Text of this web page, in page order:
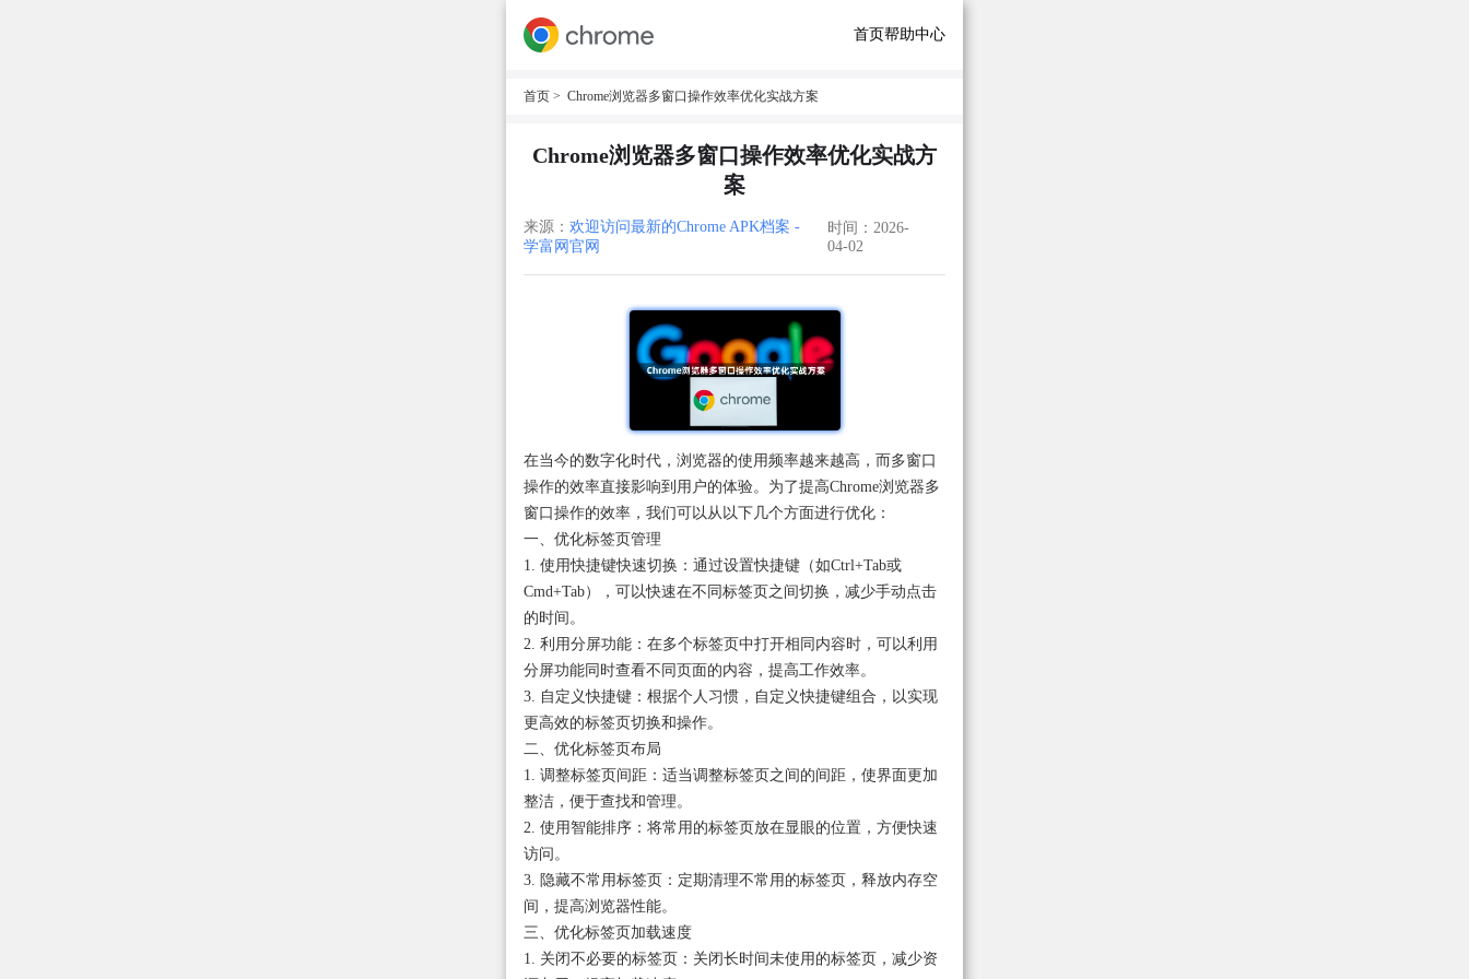
首页帮助中心
首页 > Chrome浏览器多窗口操作效率优化实战方案
Chrome浏览器多窗口操作效率优化实战方
案
来源： 欢迎访问最新的Chrome APK档案 -
学富网官网
时间：2026-
04-02
在当今的数字化时代，浏览器的使用频率越来越高，而多窗口
操作的效率直接影响到用户的体验。为了提高Chrome浏览器多
窗口操作的效率，我们可以从以下几个方面进行优化：
一、优化标签页管理
1. 使用快捷键快速切换：通过设置快捷键（如Ctrl+Tab或
Cmd+Tab），可以快速在不同标签页之间切换，减少手动点击
的时间。
2. 利用分屏功能：在多个标签页中打开相同内容时，可以利用
分屏功能同时查看不同页面的内容，提高工作效率。
3. 自定义快捷键：根据个人习惯，自定义快捷键组合，以实现
更高效的标签页切换和操作。
二、优化标签页布局
1. 调整标签页间距：适当调整标签页之间的间距，使界面更加
整洁，便于查找和管理。
2. 使用智能排序：将常用的标签页放在显眼的位置，方便快速
访问。
3. 隐藏不常用标签页：定期清理不常用的标签页，释放内存空
间，提高浏览器性能。
三、优化标签页加载速度
1. 关闭不必要的标签页：关闭长时间未使用的标签页，减少资